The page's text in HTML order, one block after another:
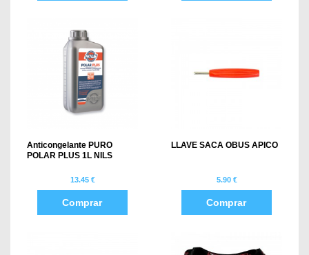
Anticongelante PURO
POLAR PLUS 1L NILS
13.45 €
Comprar
LLAVE SACA OBUS APICO
5.90 €
Comprar